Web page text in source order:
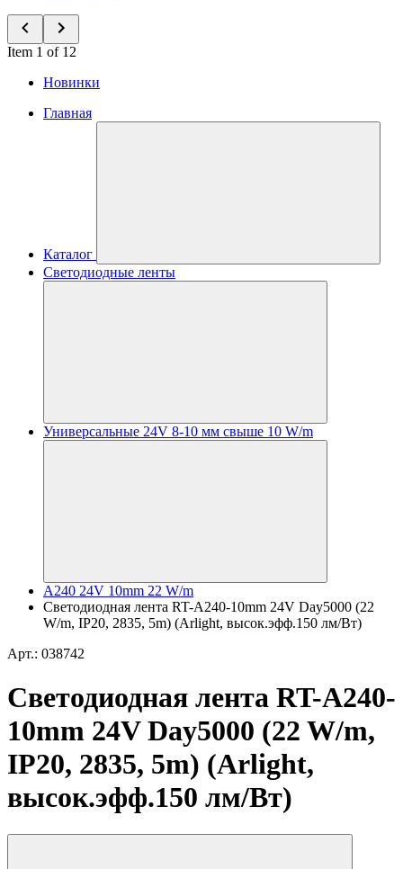
Item 1 of 12
Новинки
Главная
Каталог
Светодиодные ленты
Универсальные 24V 8-10 мм свыше 10 W/m
A240 24V 10mm 22 W/m
Светодиодная лента RT-A240-10mm 24V Day5000 (22
W/m, IP20, 2835, 5m) (Arlight, высок.эфф.150 лм/Вт)
Арт.: 038742
Светодиодная лента RT-A240-
10mm 24V Day5000 (22 W/m,
IP20, 2835, 5m) (Arlight,
высок.эфф.150 лм/Вт)